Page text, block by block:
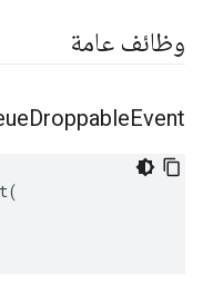
وظائف عامة
DroppableEvent